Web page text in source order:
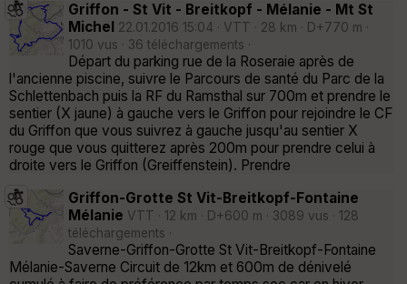
Griffon - St Vit - Breitkopf - Mélanie - Mt St
Michel 22.01.2016 15:04 · VTT · 28 km · D+770 m ·
1010 vus · 36 téléchargements ·
Départ du parking rue de la Roseraie après de
l'ancienne piscine, suivre le Parcours de santé du Parc de la
Schlettenbach puis la RF du Ramsthal sur 700m et prendre le
sentier (X jaune) à gauche vers le Griffon pour rejoindre le CF
du Griffon que vous suivrez à gauche jusqu'au sentier X
rouge que vous quitterez après 200m pour prendre celui à
droite vers le Griffon (Greiffenstein). Prendre
Griffon-Grotte St Vit-Breitkopf-Fontaine
Mélanie VTT · 12 km · D+600 m · 3089 vus · 128
téléchargements ·
Saverne-Griffon-Grotte St Vit-Breitkopf-Fontaine
Mélanie-Saverne Circuit de 12km et 600m de dénivelé